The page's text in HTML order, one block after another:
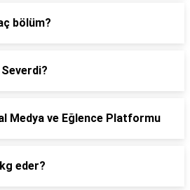
bölüm?
Medya ve Eğlence Platformu
eder?